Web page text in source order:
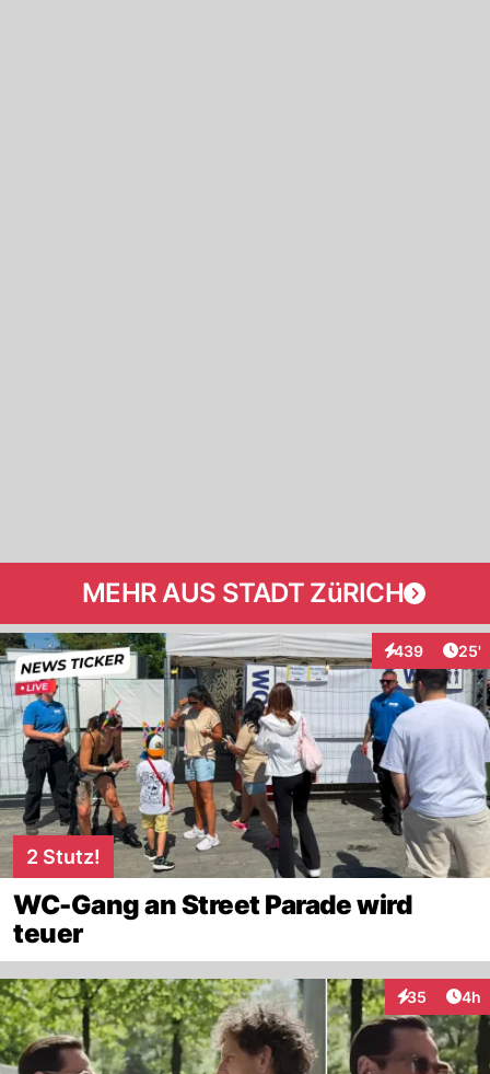
MEHR AUS STADT ZüRICH
439
Interaktionen
25'
2 Stutz!
WC-Gang an Street Parade wird
teuer
35
Interaktionen
4h